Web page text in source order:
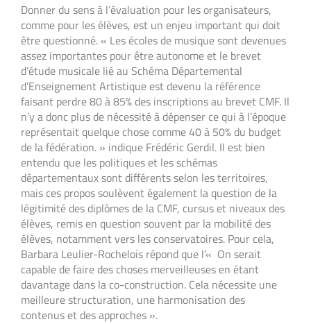
Donner du sens à l’évaluation pour les organisateurs,
comme pour les élèves, est un enjeu important qui doit
être questionné. « Les écoles de musique sont devenues
assez importantes pour être autonome et le brevet
d’étude musicale lié au Schéma Départemental
d’Enseignement Artistique est devenu la référence
faisant perdre 80 à 85% des inscriptions au brevet CMF. Il
n’y a donc plus de nécessité à dépenser ce qui à l’époque
représentait quelque chose comme 40 à 50% du budget
de la fédération. » indique Frédéric Gerdil. Il est bien
entendu que les politiques et les schémas
départementaux sont différents selon les territoires,
mais ces propos soulèvent également la question de la
légitimité des diplômes de la CMF, cursus et niveaux des
élèves, remis en question souvent par la mobilité des
élèves, notamment vers les conservatoires. Pour cela,
Barbara Leulier-Rochelois répond que l’« On serait
capable de faire des choses merveilleuses en étant
davantage dans la co-construction. Cela nécessite une
meilleure structuration, une harmonisation des
contenus et des approches ».